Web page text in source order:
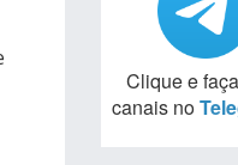
Clique e
canais no